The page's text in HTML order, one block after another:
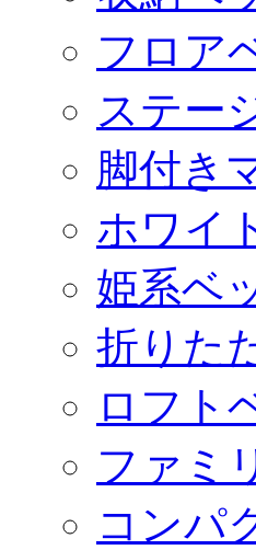
フロア
ステー
脚付き
ホワイ
姫系ベ
折りた
ロフト
ファミ
コンパ